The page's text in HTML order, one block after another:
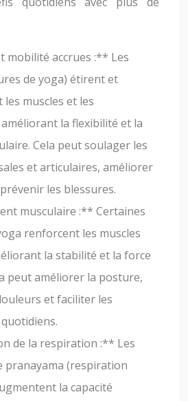
mobilité accrues :** Les
de yoga) étirent et
muscles et les
la flexibilité et la
Cela peut soulager les
et articulaires, améliorer
les blessures.
musculaire :** Certaines
renforcent les muscles
la stabilité et la force
peut améliorer la posture,
et faciliter les
de la respiration :** Les
pranayama (respiration
la capacité